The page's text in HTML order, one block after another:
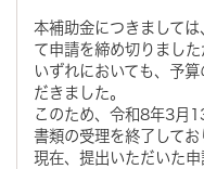
本補助金につきまして
て申請を締め切りまし
いずれにおいても、予
だきました。
このため、令和8年3月
書類の受理を終了してお
現在、提出いただいた